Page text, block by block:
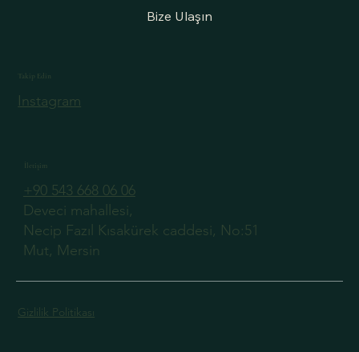
Takip Edin
Instagram
Bize Ulaşın
İletişim
+90 543 668 06 06
Deveci mahallesi,
Necip Fazıl Kısakürek caddesi, No:51
Mut, Mersin
Gizlilik Politikası